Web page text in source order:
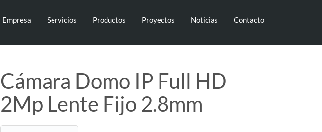
Empresa Servicios Productos Proyectos Noticias Contacto
Cámara Domo IP Full HD
2Mp Lente Fijo 2.8mm